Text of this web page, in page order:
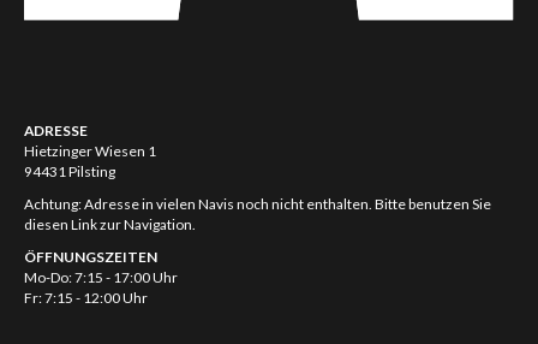
ADRESSE
Hietzinger Wiesen 1
94431 Pilsting
Achtung: Adresse in vielen Navis noch nicht enthalten. Bitte benutzen Sie
diesen Link zur Navigation.
ÖFFNUNGSZEITEN
Mo-Do: 7:15 - 17:00 Uhr
Fr: 7:15 - 12:00 Uhr